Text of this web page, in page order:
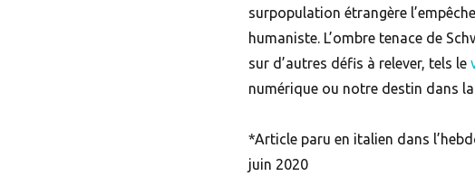
surpopulation étrangère
humaniste. L’ombre tenace de
sur d’autres défis à relever, tels le
numérique ou notre destin dans
*Article paru en italien dans
juin 2020